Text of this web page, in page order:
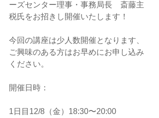
ーズセンター理事・事務局長　斎藤主
税氏をお招きし開催いたします！
今回の講座は少人数開催となります、
ご興味のある方はお早めにお申し込み
ください。
開催日時：
1日目12/8（金）18:30〜20:00